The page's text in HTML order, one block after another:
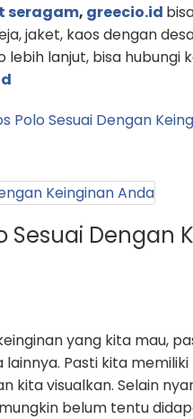
seragam, greecio.id
jaket, kaos dengan
lanjut, bisa hubungi
Polo Sesuai Dengan
Sesuai Dengan
yang kita mau,
Pasti kita
kita visualkan. Selain
belum tentu